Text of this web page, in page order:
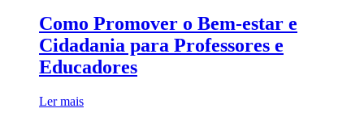
Como Promover o Bem-estar e
Cidadania para Professores e
Educadores
Ler mais